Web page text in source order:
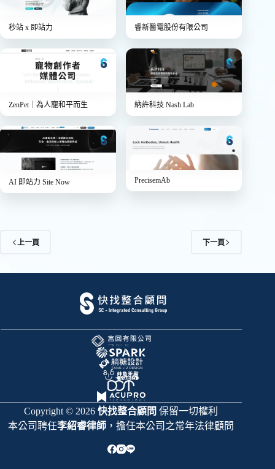
秒站 x 即站力 睿新醫電股份有限公司
ZenPet｜為人寵和平而生 納許科技 Nash Lab
AI 即站力 Site Now PrecisemAb
上一頁 下一頁
Copyright © 2026快找整合顧問 保留一切權利
本公司聘任李紹睿律師 ，擔任本公司之常年法律顧問